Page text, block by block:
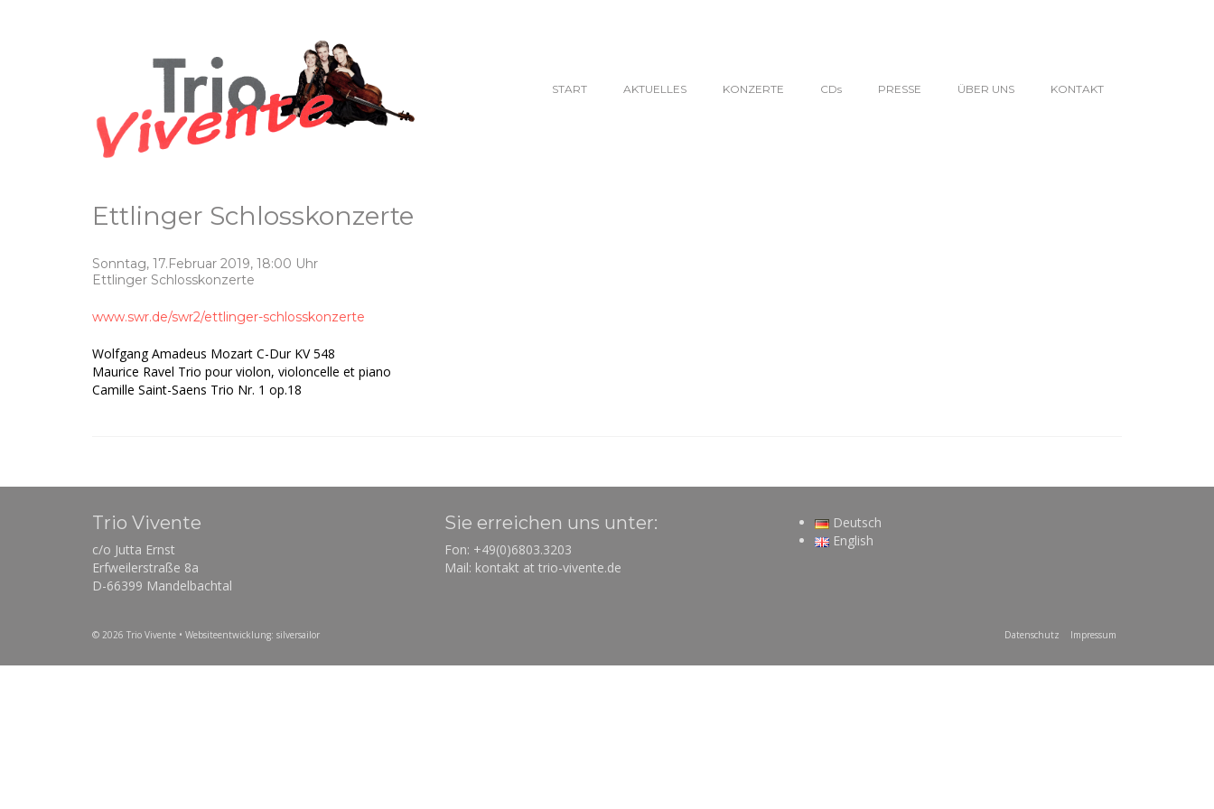
START AKTUELLES KONZERTE CDs PRESSE ÜBER UNS KONTAKT
Ettlinger Schlosskonzerte
Sonntag, 17.Februar 2019, 18:00 Uhr
Ettlinger Schlosskonzerte
www.swr.de/swr2/ettlinger-schlosskonzerte
Wolfgang Amadeus Mozart C-Dur KV 548
Maurice Ravel Trio pour violon, violoncelle et piano
Camille Saint-Saens Trio Nr. 1 op.18
Trio Vivente
c/o Jutta Ernst
Erfweilerstraße 8a
D-66399 Mandelbachtal
Sie erreichen uns unter:
Fon: +49(0)6803.3203
Mail: kontakt at trio-vivente.de
Deutsch
English
Datenschutz Impressum
© 2026 Trio Vivente • Websiteentwicklung: silversailor